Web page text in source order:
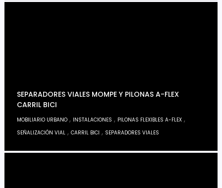
SEPARADORES VIALES MOMPE Y PILONAS A-FLEX
CARRIL BICI
MOBILIARIO URBANO , INSTALACIONES , PILONAS FLEXIBLES A-FLEX ,
SEÑALIZACIÓN VIAL ,CARRIL BICI , SEPARADORES VIALES